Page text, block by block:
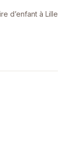
d’enfant à Lille